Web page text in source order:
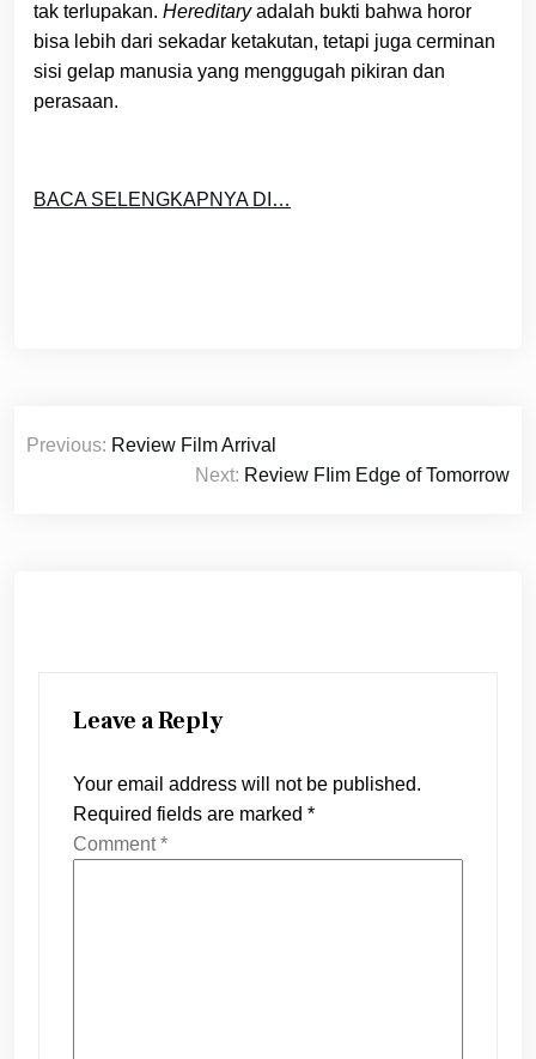
tak terlupakan. Hereditaryadalah bukti bahwa horor
bisa lebih dari sekadar ketakutan, tetapi juga cerminan
sisi gelap manusia yang menggugah pikiran dan
perasaan.
BACA SELENGKAPNYA DI…
Post
Previous: Review Film Arrival
Next: Review FIim Edge of Tomorrow
Leave a Reply
Your email address will not be published.
Required fields are marked *
Comment*